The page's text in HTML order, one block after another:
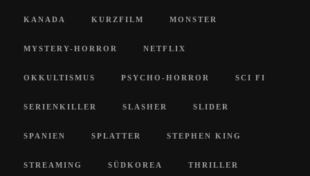
KANADA KURZFILM MONSTER
MYSTERY-HORROR NETFLIX
OKKULTISMUS PSYCHO-HORROR SCI FI
SERIENKILLER SLASHER SLIDER
SPANIEN SPLATTER STEPHEN KING
STREAMING SÜDKOREA THRILLER